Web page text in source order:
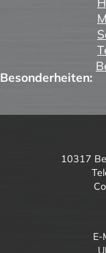
Besonderheiten:
10317
E-